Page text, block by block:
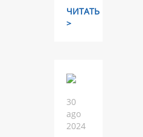
ЧИТАТЬ
>
30
ago
2024